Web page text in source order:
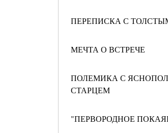
ПЕРЕПИСКА С
МЕЧТА О ВСТРЕЧЕ
ПОЛЕМИКА С
СТАРЦЕМ
"ПЕРВОРОДНОЕ